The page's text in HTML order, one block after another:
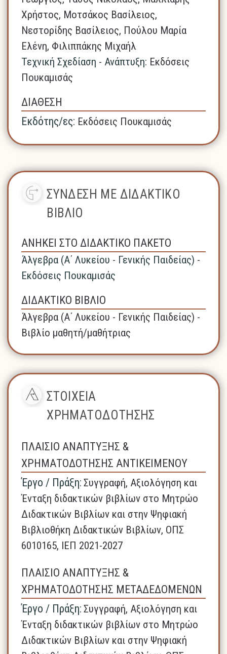
Χρήστος, Μοτσάκος Βασίλειος,
Νεστορίδης Βασίλειος, Πούλου Μαρία
Ελένη, Φιλιππάκης Μιχαήλ
Τεχνική Σχεδίαση - Ανάπτυξη: Εκδόσεις
Πουκαμισάς
ΔΙΑΘΕΣΗ
Εκδότης/ες: Εκδόσεις Πουκαμισάς
ΣΥΝΔΕΣΗ ΜΕ ΔΙΔΑΚΤΙΚΟ
ΒΙΒΛΙΟ
ΑΝΗΚΕΙ ΣΤΟ ΔΙΔΑΚΤΙΚΟ ΠΑΚΕΤΟ
Άλγεβρα (A΄ Λυκείου - Γενικής Παιδείας) -
Εκδόσεις Πουκαμισάς
ΔΙΔΑΚΤΙΚΟ ΒΙΒΛΙΟ
Άλγεβρα (A΄ Λυκείου - Γενικής Παιδείας) -
Βιβλίο μαθητή/μαθήτριας
ΣΤΟΙΧΕΙΑ
ΧΡΗΜΑΤΟΔΟΤΗΣΗΣ
ΠΛΑΙΣΙΟ ΑΝΑΠΤΥΞΗΣ &
ΧΡΗΜΑΤΟΔΟΤΗΣΗΣ ΑΝΤΙΚΕΙΜΕΝΟΥ
Έργο / Πράξη: Συγγραφή, Αξιολόγηση και
Ένταξη διδακτικών βιβλίων στο Μητρώο
Διδακτικών Βιβλίων και στην Ψηφιακή
Βιβλιοθήκη Διδακτικών Βιβλίων, ΟΠΣ
6010165, ΙΕΠ 2021-2027
ΠΛΑΙΣΙΟ ΑΝΑΠΤΥΞΗΣ &
ΧΡΗΜΑΤΟΔΟΤΗΣΗΣ ΜΕΤΑΔΕΔΟΜΕΝΩΝ
Έργο / Πράξη: Συγγραφή, Αξιολόγηση και
Ένταξη διδακτικών βιβλίων στο Μητρώο
Διδακτικών Βιβλίων και στην Ψηφιακή